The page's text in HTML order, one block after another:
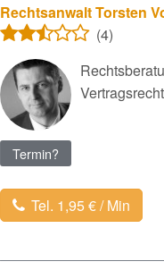
Rechtsanwalt Torsten
(4)
Termin?
Tel. 1,95 € / Min